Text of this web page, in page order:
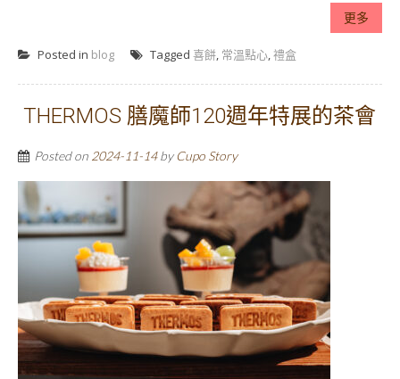
更多
Posted in blog Tagged 喜餅, 常溫點心,禮盒
THERMOS 膳魔師120週年特展的茶會
Posted on 2024-11-14by Cupo Story